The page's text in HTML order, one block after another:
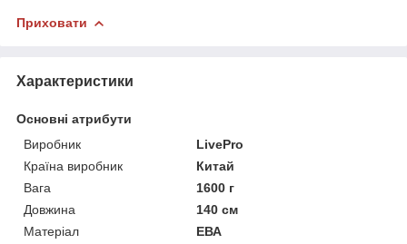
Приховати
Характеристики
Основні атрибути
Виробник
LivePro
Країна виробник
Китай
Вага
1600 г
Довжина
140 см
Матеріал
ЕВА